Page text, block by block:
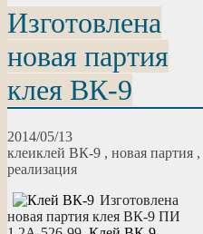
Изготовлена
новая партия
клея ВК-9
2014/05/13
клеиклей ВК-9 , новая партия ,
реализация
Изготовлена
новая партия клея ВК-9 ПИ